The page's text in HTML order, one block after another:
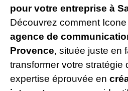
pour votre entreprise à
Découvrez comment
agence de
Provence, située juste en
transformer votre stratégie
expertise éprouvée en